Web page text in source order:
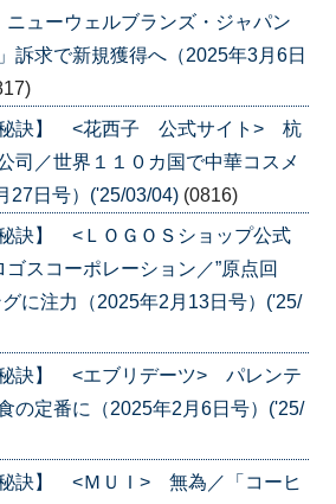
ューウェルブランズ・ジャパン
訴求で新規獲得へ（2025年3月6日
秘訣】 <花西子 公式サイト> 杭
司／世界１１０カ国で中華コスメ
27日号）('25/03/04) (0816)
秘訣】 <ＬＯＧＯＳショップ公式
スコーポレーション／”原点回
に注力（2025年2月13日号）('25/
秘訣】 <エブリデーツ> パレンテ
の定番に（2025年2月6日号）('25/
秘訣】 <ＭＵＩ> 無為／「コーヒ